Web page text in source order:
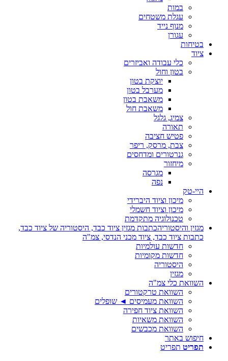
במות
עגלת משטחים
מנוף נייד
עגורן
בטיחות
ציוד
כלי עבודה ואביזרים
בטון וחול
יוצקת בטון
מערבל בטון
משאבת בטון
משאבת חול
צמיג, גלגל
תאורה
פטיש חציבה
צבת, מרסק, ריפר
גנרטורים ומדחסים
מיחזור
מגרסה
נפה
היי-טק
מיכון וציוד היברידי
מיכון וציוד חשמלי
טכנולוגיה מתקדמת
מגזין והיסטוריהכתבות מגזין ציוד כבד, היסטוריה של ציוד כבד,
כתבות ציוד כבד, ציוד מכני הנדסי, צמ"ה
חדשות עולמיות
חדשות מקומיות
היסטוריה
מגזין
השוואת כלי צמ"ה
השוואת טרקטורים
השוואת מעמיסים ◄ שופלים
השוואת ציוד חפירה
השוואת משאיות
השוואת מכבשים
חיפוש באתר
תפריט תפריט